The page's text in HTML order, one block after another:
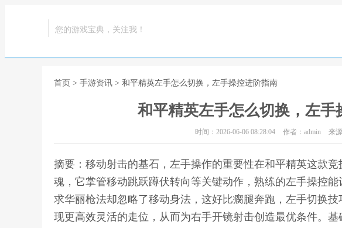
您的游戏宝典，关注我！
首页 > 手游资讯 > 和平精英左手怎么切换，左手操控进阶指南
和平精英左手怎么切换，左手
时间：2026-06-06 08:28:04 作者：admin 来
摘要：移动射击的基石，左手操作的重要性在和平精英这款
魂，它掌管移动跳跃蹲伏转向等关键动作，熟练的左手操控
求华丽枪法却忽略了移动身法，这好比瘸腿奔跑，左手切换
现更高效灵活的走位，从而为右手开镜射击创造最优条件。